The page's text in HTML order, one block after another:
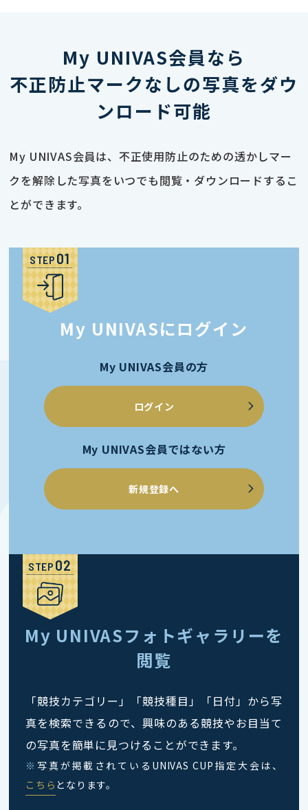
My UNIVAS会員なら
不正防止マークなしの写真をダウ
ンロード可能
My UNIVAS会員は、不正使用防止のための透かしマー
クを解除した写真をいつでも閲覧・ダウンロードするこ
とができます。
STEP
My UNIVASにログイン
My UNIVAS会員の方
ログイン
My UNIVAS会員ではない方
新規登録へ
STEP
My UNIVASフォトギャラリーを
閲覧
「競技カテゴリー」「競技種目」「日付」から写
真を検索できるので、興味のある競技やお目当て
の写真を簡単に見つけることができます。
※ 写真が掲載されているUNIVAS CUP指定大会は、
こちら となります。